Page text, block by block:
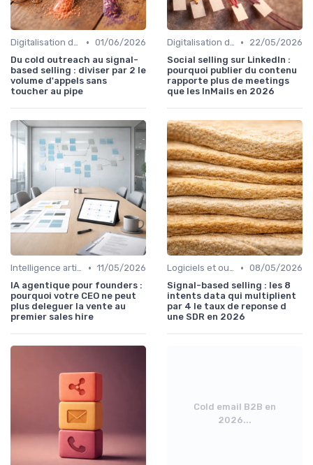
Digitalisation des ventes • 01/06/2026
Du cold outreach au signal-
based selling : diviser par 2 le
volume d'appels sans
toucher au pipe
Digitalisation des ventes •
22/05/2026
Social selling sur LinkedIn :
pourquoi publier du contenu
rapporte plus de meetings
que les InMails en 2026
Intelligence artificielle en vente • 11/05/2026
IA agentique pour founders :
pourquoi votre CEO ne peut
plus deleguer la vente au
premier sales hire
Logiciels et outils CRM • 08/05/2026
Signal-based selling : les 8
intents data qui multiplient
par 4 le taux de reponse d
une SDR en 2026
Cold email B2B en
2026...